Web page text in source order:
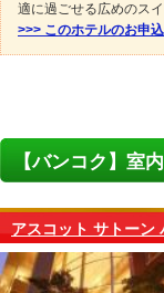
適に過ごせる広めのス
>>> このホテルのお申
【バンコク】室
アスコット サトーン